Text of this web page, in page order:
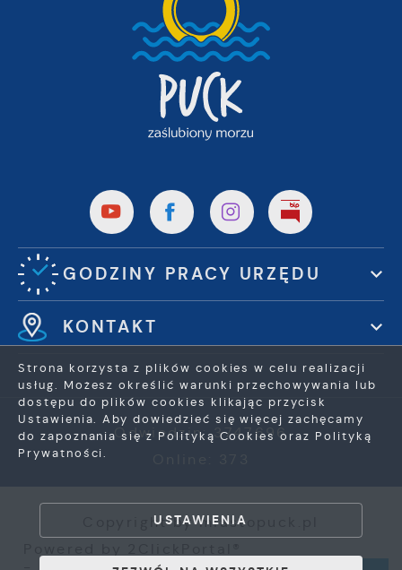
GODZINY PRACY URZĘDU
KONTAKT
Odwiedzin: 3747696
Copyright by miastopuck.pl
- Portale nowej generacji
Strona korzysta z plików cookies w celu realizacji
usług. Możesz określić warunki przechowywania lub
dostępu do plików cookies klikając przycisk
Ustawienia. Aby dowiedzieć się więcej zachęcamy
do zapoznania się z Polityką Cookies oraz Polityką
Prywatności.
USTAWIENIA
ZEZWÓL NA WSZYSTKIE